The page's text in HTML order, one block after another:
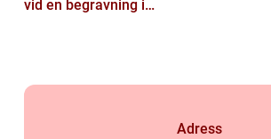
vid en begravning i
Adress